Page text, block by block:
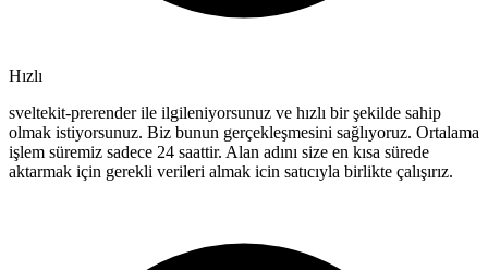
Hızlı
sveltekit-prerender ile ilgileniyorsunuz ve hızlı bir şekilde sahip
olmak istiyorsunuz. Biz bunun gerçekleşmesini sağlıyoruz. Ortalama
işlem süremiz sadece 24 saattir. Alan adını size en kısa sürede
aktarmak için gerekli verileri almak icin satıcıyla birlikte çalışırız.